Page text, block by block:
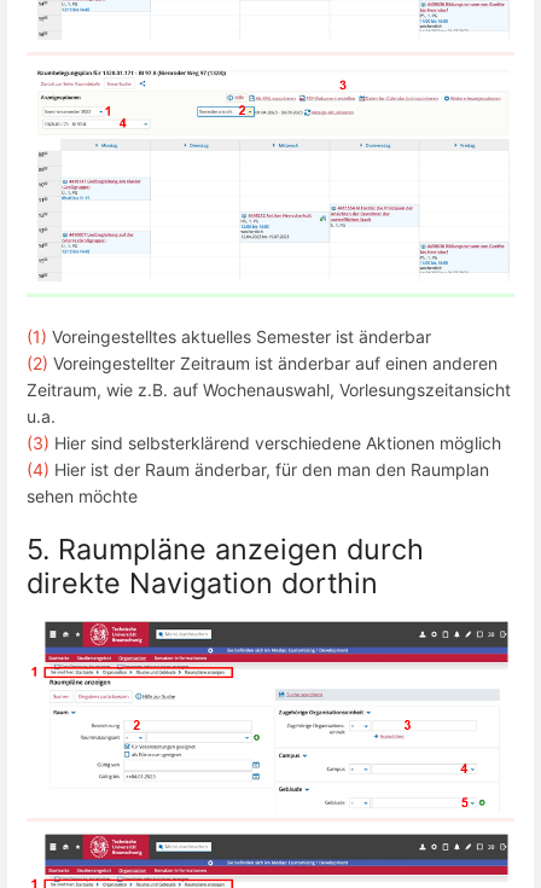
(1) Voreingestelltes aktuelles Semester ist änderbar
(2) Voreingestellter Zeitraum ist änderbar auf einen anderen
Zeitraum, wie z.B. auf Wochenauswahl, Vorlesungszeitansicht
u.a.
(3) Hier sind selbsterklärend verschiedene Aktionen möglich
(4) Hier ist der Raum änderbar, für den man den Raumplan
sehen möchte
5. Raumpläne anzeigen durch
direkte Navigation dorthin